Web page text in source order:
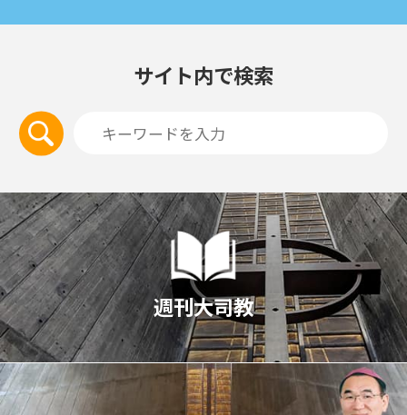
サイト内で検索
週刊大司教